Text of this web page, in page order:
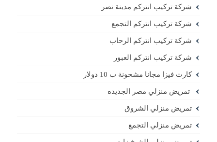
شركة تركيب انتركم مدينة نصر
شركة تركيب انتركم التجمع
شركة تركيب انتركم الرحاب
شركة تركيب انتركم العبور
كارت فيزا مجانا مشحونة ب 10 دولار
تمريض منزلي مصر الجديده
تمريض منزلي الشروق
تمريض منزلي التجمع